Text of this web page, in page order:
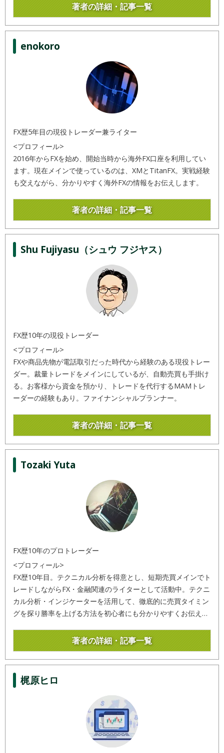
著者の詳細・記事一覧
enokoro
FX歴5年目の現役トレーダー兼ライター
<プロフィール>
2016年からFXを始め、開始当時から海外FX口座を利用してい
ます。現在メインで使っているのは、XMとTitanFX。実戦経験
も交えながら、分かりやすく海外FXの情報をお伝えします。
著者の詳細・記事一覧
Shu Fujiyasu（シュウ フジヤス）
FX歴10年の現役トレーダー
<プロフィール>
FXや商品先物が電話取引だった時代から経験のある現役トレー
ダー。裁量トレードをメインにしているが、自動売買も手掛け
る。お客様から資金を預かり、トレードを代行するMAMトレ
ーダーの経験もあり。ファイナンシャルプランナー。
著者の詳細・記事一覧
Tozaki Yuta
FX歴10年のプロトレーダー
<プロフィール>
FX歴10年目。テクニカル分析を得意とし、短期売買メインでト
レードしながらFX・金融関連のライターとして活動中。テクニ
カル分析・インジケーターを活用して、徹底的に売買タイミン
グを探り勝率を上げる方法を初心者にも分かりやすくお伝えし
著者の詳細・記事一覧
梶原ヒロ